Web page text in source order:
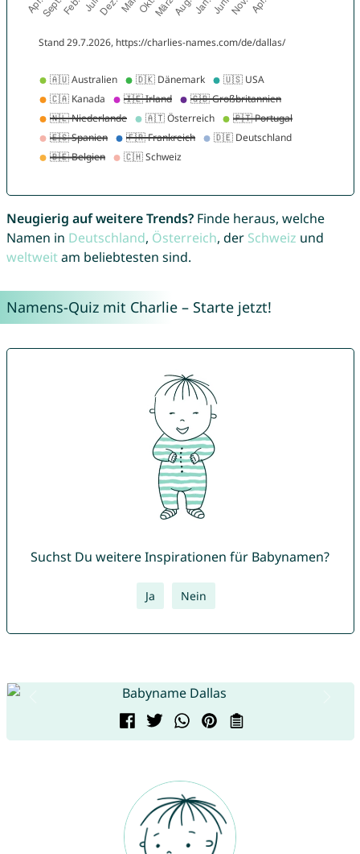
Neugierig auf weitere Trends?Finde heraus, welche
Namen in Deutschland, Österreich, der Schweiz und
weltweitam beliebtesten sind.
Namens-Quiz mit Charlie – Starte jetzt!
Suchst Du weitere Inspirationen für Babynamen?
Ja Nein